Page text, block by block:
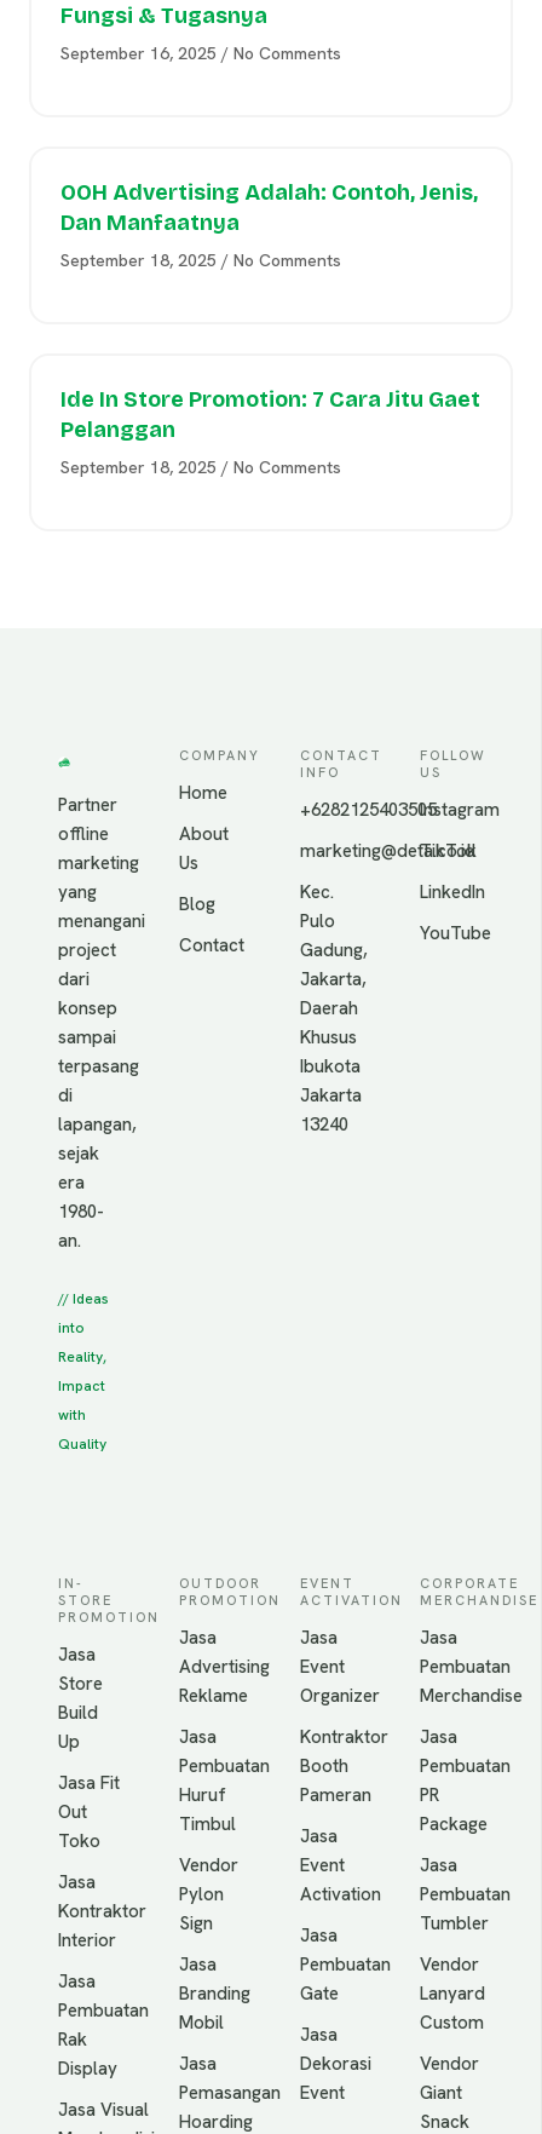
Fungsi & Tugasnya
September 16, 2025 No Comments
OOH Advertising Adalah: Contoh, Jenis,
Dan Manfaatnya
September 18, 2025 No Comments
Ide In Store Promotion: 7 Cara Jitu Gaet
Pelanggan
September 18, 2025 No Comments
Partner
offline
marketing
yang
menangani
project
dari
konsep
sampai
terpasang
di
lapangan,
sejak
era
1980-
an.
// Ideas
into
Reality,
Impact
with
Quality
COMPANY
Home
About
Us
Blog
Contact
CONTACT
INFO
+6282125403505
marketing@deta.co.id
Kec.
Pulo
Gadung,
Jakarta,
Daerah
Khusus
Ibukota
Jakarta
13240
FOLLOW
US
Instagram
TikTok
LinkedIn
YouTube
IN-
STORE
PROMOTION
Jasa
Store
Build
Up
Jasa Fit
Out
Toko
Jasa
Kontraktor
Interior
Jasa
Pembuatan
Rak
Display
Jasa Visual
OUTDOOR
PROMOTION
Jasa
Advertising
Reklame
Jasa
Pembuatan
Huruf
Timbul
Vendor
Pylon
Sign
Jasa
Branding
Mobil
Jasa
Pemasangan
Hoarding
EVENT
ACTIVATION
Jasa
Event
Organizer
Kontraktor
Booth
Pameran
Jasa
Event
Activation
Jasa
Pembuatan
Gate
Jasa
Dekorasi
Event
CORPORATE
MERCHANDISE
Jasa
Pembuatan
Merchandise
Jasa
Pembuatan
PR
Package
Jasa
Pembuatan
Tumbler
Vendor
Lanyard
Custom
Vendor
Giant
Snack